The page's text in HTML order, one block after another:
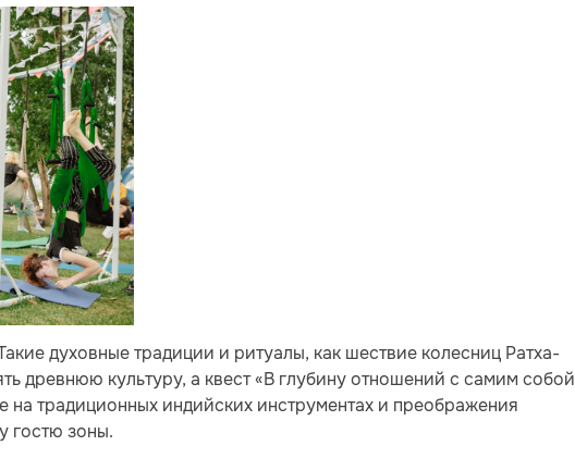
духовные традиции и ритуалы, как шествие колесниц Ратха-
древнюю культуру, а квест «В глубину отношений с самим собой
традиционных индийских инструментах и преображения
гостю зоны.